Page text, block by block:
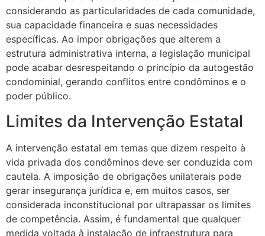
considerando as particularidades de cada comunidade,
sua capacidade financeira e suas necessidades
específicas. Ao impor obrigações que alterem a
estrutura administrativa interna, a legislação municipal
pode acabar desrespeitando o princípio da autogestão
condominial, gerando conflitos entre condôminos e o
poder público.
Limites da Intervenção Estatal
A intervenção estatal em temas que dizem respeito à
vida privada dos condôminos deve ser conduzida com
cautela. A imposição de obrigações unilaterais pode
gerar insegurança jurídica e, em muitos casos, ser
considerada inconstitucional por ultrapassar os limites
de competência. Assim, é fundamental que qualquer
medida voltada à instalação de infraestrutura para